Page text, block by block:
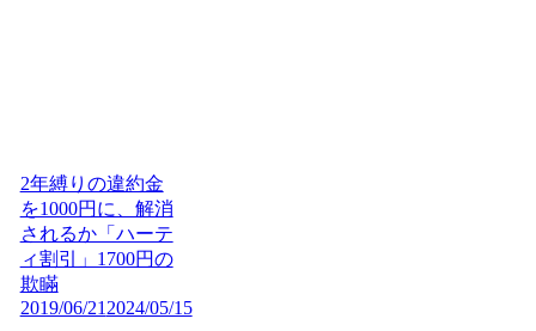
2年縛りの違約金
を1000円に、解消
されるか「ハーテ
ィ割引」1700円の
欺瞞
2019/06/21 2024/05/15